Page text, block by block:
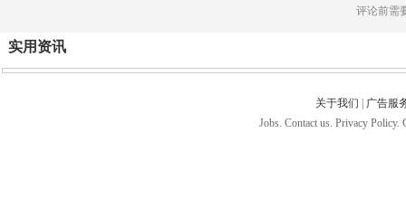
评论前需
实用资讯
关于我们
广告服
Jobs. Contact us. Privacy